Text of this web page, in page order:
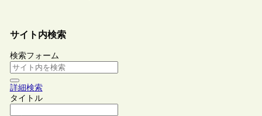
サイト内検索
検索フォーム
詳細検索
タイトル